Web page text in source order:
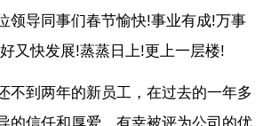
领导同事们春节愉快!事业有成!万事
又快发展!蒸蒸日上!更上一层楼!
不到两年的新员工，在过去的一年多
的信任和厚爱，有幸被评为公司的优